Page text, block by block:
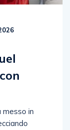
messo in